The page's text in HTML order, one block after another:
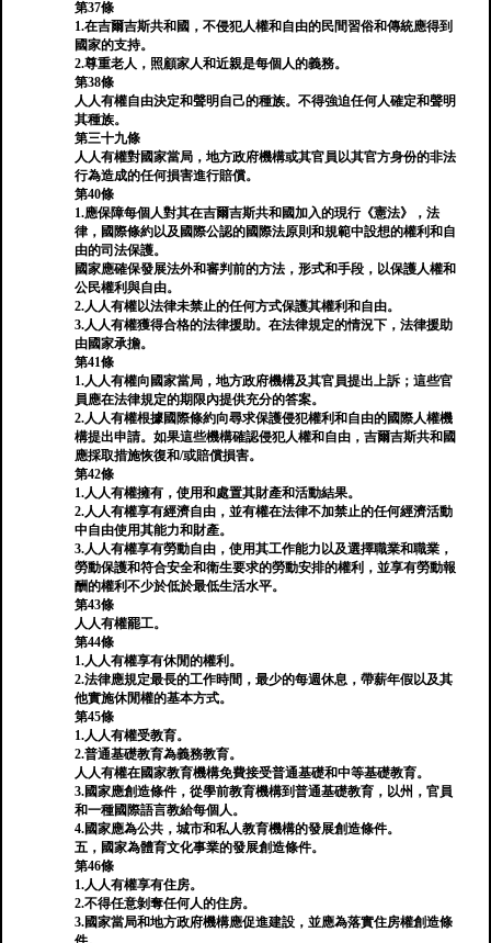
第37條
1.在吉爾吉斯共和國，不侵犯人權和自由的民間習俗和傳統應得到
國家的支持。
2.尊重老人，照顧家人和近親是每個人的義務。
第38條
人人有權自由決定和聲明自己的種族。不得強迫任何人確定和聲明
其種族。
第三十九條
人人有權對國家當局，地方政府機構或其官員以其官方身份的非法
行為造成的任何損害進行賠償。
第40條
1.應保障每個人對其在吉爾吉斯共和國加入的現行《憲法》，法
律，國際條約以及國際公認的國際法原則和規範中設想的權利和自
由的司法保護。
國家應確保發展法外和審判前的方法，形式和手段，以保護人權和
公民權利與自由。
2.人人有權以法律未禁止的任何方式保護其權利和自由。
3.人人有權獲得合格的法律援助。在法律規定的情況下，法律援助
由國家承擔。
第41條
1.人人有權向國家當局，地方政府機構及其官員提出上訴；這些官
員應在法律規定的期限內提供充分的答案。
2.人人有權根據國際條約向尋求保護侵犯權利和自由的國際人權機
構提出申請。如果這些機構確認侵犯人權和自由，吉爾吉斯共和國
應採取措施恢復和/或賠償損害。
第42條
1.人人有權擁有，使用和處置其財產和活動結果。
2.人人有權享有經濟自由，並有權在法律不加禁止的任何經濟活動
中自由使用其能力和財產。
3.人人有權享有勞動自由，使用其工作能力以及選擇職業和職業，
勞動保護和符合安全和衛生要求的勞動安排的權利，並享有勞動報
酬的權利不少於低於最低生活水平。
第43條
人人有權罷工。
第44條
1.人人有權享有休閒的權利。
2.法律應規定最長的工作時間，最少的每週休息，帶薪年假以及其
他實施休閒權的基本方式。
第45條
1.人人有權受教育。
2.普通基礎教育為義務教育。
人人有權在國家教育機構免費接受普通基礎和中等基礎教育。
3.國家應創造條件，從學前教育機構到普通基礎教育，以州，官員
和一種國際語言教給每個人。
4.國家應為公共，城市和私人教育機構的發展創造條件。
五，國家為體育文化事業的發展創造條件。
第46條
1.人人有權享有住房。
2.不得任意剝奪任何人的住房。
3.國家當局和地方政府機構應促進建設，並應為落實住房權創造條